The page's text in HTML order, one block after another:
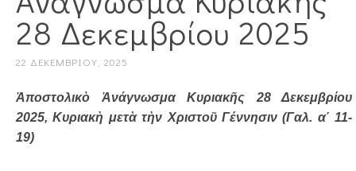
28 Δεκεμβρίου 2025
22 ΔΕΚΕΜΒΡΊΟΥ, 2025
Ἀποστολικὸ Ἀνάγνωσμα Κυριακῆς 28 Δεκεμβρίου
2025, Κυριακὴ μετὰ τὴν Χριστοῦ Γέννησιν (Γαλ. α΄ 11-
19)